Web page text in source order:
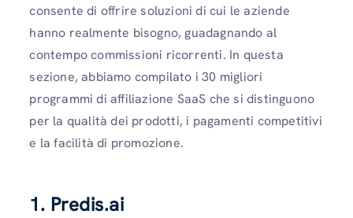
consente di offrire soluzioni di cui le aziende
hanno realmente bisogno, guadagnando al
contempo commissioni ricorrenti. In questa
sezione, abbiamo compilato i 30 migliori
programmi di affiliazione SaaS che si distinguono
per la qualità dei prodotti, i pagamenti competitivi
e la facilità di promozione.
1. Predis.ai